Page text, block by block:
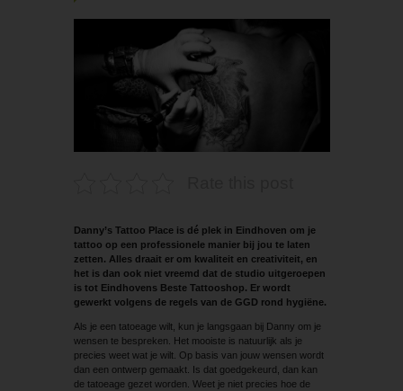
Danny’s Tattoo Place is dé plek in ­Eindhoven om je
tattoo op een professionele manier bij jou te laten
zetten. Alles draait er om kwaliteit en creativiteit, en
het is dan ook niet vreemd dat de studio uitgeroepen
is tot Eindhovens Beste Tattooshop. Er wordt
gewerkt volgens de regels van de GGD rond hygiëne.
Als je een tatoeage wilt, kun je langsgaan bij Danny om je
wensen te bespreken. Het mooiste is natuurlijk als je
precies weet wat je wilt. Op basis van jouw wensen wordt
dan een ontwerp gemaakt. Is dat goedgekeurd, dan kan
de tatoeage gezet worden. Weet je niet precies hoe de